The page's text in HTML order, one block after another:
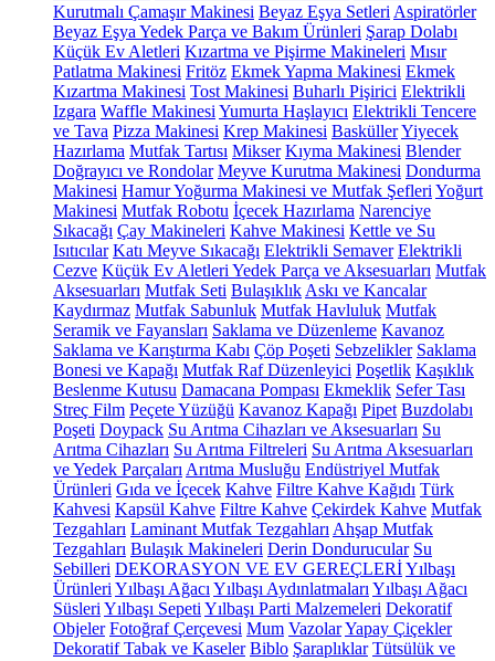
Kurutmalı Çamaşır Makinesi Beyaz Eşya Setleri Aspiratörler
Beyaz Eşya Yedek Parça ve Bakım Ürünleri Şarap Dolabı
Küçük Ev Aletleri Kızartma ve Pişirme Makineleri Mısır
Patlatma Makinesi Fritöz Ekmek Yapma Makinesi Ekmek
Kızartma Makinesi Tost Makinesi Buharlı Pişirici Elektrikli
Izgara Waffle Makinesi Yumurta Haşlayıcı Elektrikli Tencere
ve Tava Pizza Makinesi Krep Makinesi BasküllerYiyecek
Hazırlama Mutfak Tartısı Mikser Kıyma Makinesi Blender
Doğrayıcı ve Rondolar Meyve Kurutma Makinesi Dondurma
Makinesi Hamur Yoğurma Makinesi ve Mutfak Şefleri Yoğurt
Makinesi Mutfak Robotu İçecek Hazırlama Narenciye
Sıkacağı Çay Makineleri Kahve Makinesi Kettle ve Su
Isıtıcılar Katı Meyve Sıkacağı Elektrikli Semaver Elektrikli
Cezve Küçük Ev Aletleri Yedek Parça ve Aksesuarları Mutfak
Aksesuarları Mutfak Seti Bulaşıklık Askı ve Kancalar
Kaydırmaz Mutfak Sabunluk Mutfak Havluluk Mutfak
Seramik ve Fayansları Saklama ve Düzenleme Kavanoz
Saklama ve Karıştırma Kabı Çöp Poşeti Sebzelikler Saklama
Bonesi ve Kapağı Mutfak Raf Düzenleyici Poşetlik Kaşıklık
Beslenme Kutusu Damacana Pompası Ekmeklik Sefer Tası
Streç Film Peçete Yüzüğü Kavanoz Kapağı Pipet Buzdolabı
Poşeti Doypack Su Arıtma Cihazları ve Aksesuarları Su
Arıtma Cihazları Su Arıtma Filtreleri Su Arıtma Aksesuarları
ve Yedek Parçaları Arıtma Musluğu Endüstriyel Mutfak
Ürünleri Gıda ve İçecek Kahve Filtre Kahve Kağıdı Türk
Kahvesi Kapsül Kahve Filtre Kahve Çekirdek Kahve Mutfak
Tezgahları Laminant Mutfak Tezgahları Ahşap Mutfak
Tezgahları Bulaşık Makineleri Derin Dondurucular Su
Sebilleri DEKORASYON VE EV GEREÇLERİYılbaşı
Ürünleri Yılbaşı Ağacı Yılbaşı Aydınlatmaları Yılbaşı Ağacı
Süsleri Yılbaşı Sepeti Yılbaşı Parti Malzemeleri Dekoratif
Objeler Fotoğraf Çerçevesi Mum VazolarYapay Çiçekler
Dekoratif Tabak ve Kaseler Biblo Şaraplıklar Tütsülük ve